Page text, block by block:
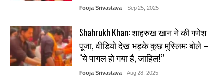
Pooja Srivastava - Sep 25, 2025
Shahrukh Khan: शाहरुख खान ने की गणेश
पूजा, वीडियो देख भड़के कुछ मुस्लिम: बोले –
“ये पागल हो गया है, जाहिल!”
Pooja Srivastava - Aug 28, 2025